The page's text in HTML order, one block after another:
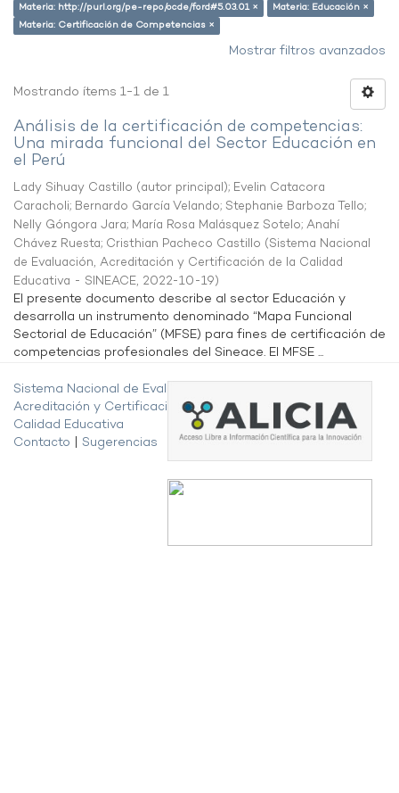
Materia: http://purl.org/pe-repo/ocde/ford#5.03.01 ×
Materia: Educación ×
Materia: Certificación de Competencias ×
Mostrar filtros avanzados
Mostrando ítems 1-1 de 1
Análisis de la certificación de competencias:
Una mirada funcional del Sector Educación en
el Perú
Lady Sihuay Castillo (autor principal); Evelin Catacora
Caracholi; Bernardo García Velando; Stephanie Barboza Tello;
Nelly Góngora Jara; María Rosa Malásquez Sotelo; Anahí
Chávez Ruesta; Cristhian Pacheco Castillo (Sistema Nacional
de Evaluación, Acreditación y Certificación de la Calidad
Educativa - SINEACE, 2022-10-19)
El presente documento describe al sector Educación y
desarrolla un instrumento denominado “Mapa Funcional
Sectorial de Educación” (MFSE) para fines de certificación de
competencias profesionales del Sineace. El MFSE ...
Sistema Nacional de Evaluación,
Acreditación y Certificación de la
Calidad Educativa
Contacto
Sugerencias